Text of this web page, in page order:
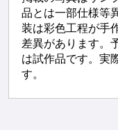
品とは一部仕様等
装は彩色工程が手
差異があります。
は試作品です。実
す。